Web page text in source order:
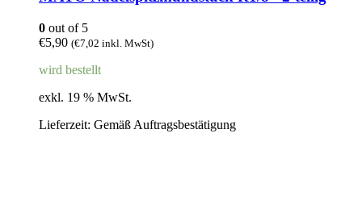
0 out of 5
€5,90 (€7,02 inkl. MwSt)
wird bestellt
exkl. 19 % MwSt.
Lieferzeit: Gemäß Auftragsbestätigung